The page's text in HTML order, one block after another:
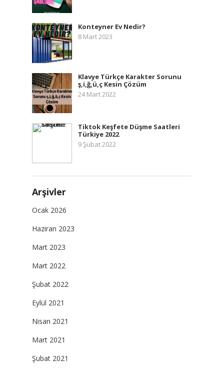
Konteyner Ev Nedir?
8 Mart 2023
Klavye Türkçe Karakter Sorunu
ş,i,ğ,ü,ç Kesin Çözüm
24 Mart 2022
Tiktok Keşfete Düşme Saatleri
Türkiye 2022
9 Şubat 2022
Arşivler
Ocak 2026
Haziran 2023
Mart 2023
Mart 2022
Şubat 2022
Eylül 2021
Nisan 2021
Mart 2021
Şubat 2021